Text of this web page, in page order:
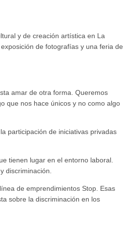
y de creación artística en La
de fotografías y una feria de
amar de otra forma. Queremos
que nos hace únicos y no como algo
participación de iniciativas privadas
tienen lugar en el entorno laboral.
discriminación.
de emprendimientos Stop. Esas
sobre la discriminación en los